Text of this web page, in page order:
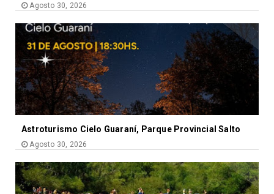
Agosto 30, 2026
Astroturismo Cielo Guaraní, Parque Provincial Salto
Agosto 30, 2026